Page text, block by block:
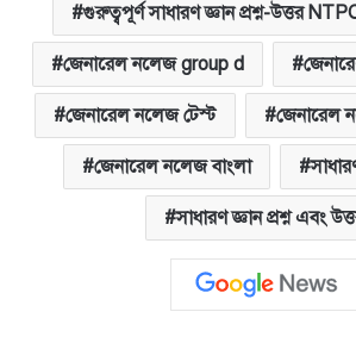
গুরুত্বপূর্ণ সাধারণ জ্ঞান প্রশ্ন-উত্তর
জেনারেল নলেজ group d
জেনারেল নলেজ টেস্ট জেনারেল
জেনারেল নলেজ বাংলা
সাধারণ জ্ঞান প্রশ্ন এবং